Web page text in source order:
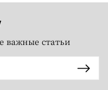
важные статьи